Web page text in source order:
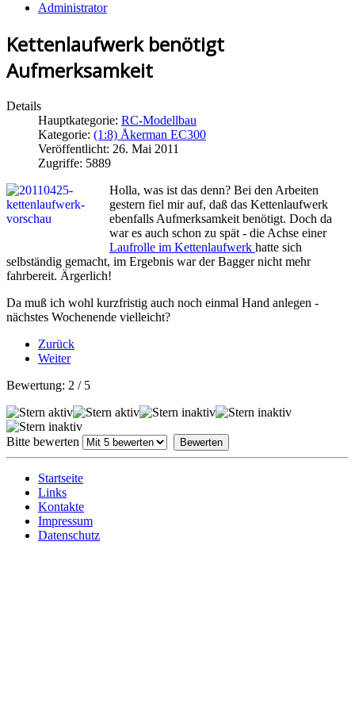
Administrator
Kettenlaufwerk benötigt
Aufmerksamkeit
Details
Hauptkategorie: RC-Modellbau
Kategorie: (1:8) Åkerman EC300
Veröffentlicht: 26. Mai 2011
Zugriffe: 5889
Holla, was ist das denn? Bei den Arbeiten
gestern fiel mir auf, daß das Kettenlaufwerk
ebenfalls Aufmerksamkeit benötigt. Doch da
war es auch schon zu spät - die Achse einer
Laufrolle im Kettenlaufwerk hatte sich
selbständig gemacht, im Ergebnis war der Bagger nicht mehr
fahrbereit. Ärgerlich!
Da muß ich wohl kurzfristig auch noch einmal Hand anlegen -
nächstes Wochenende vielleicht?
Zurück
Weiter
Bewertung: 2 / 5
Bitte bewerten
Startseite
Links
Kontakte
Impressum
Datenschutz